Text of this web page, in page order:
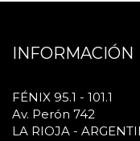
INFORMACIÓN
FÉNIX 95.1 - 101.1
Av. Perón 742
LA RIOJA -